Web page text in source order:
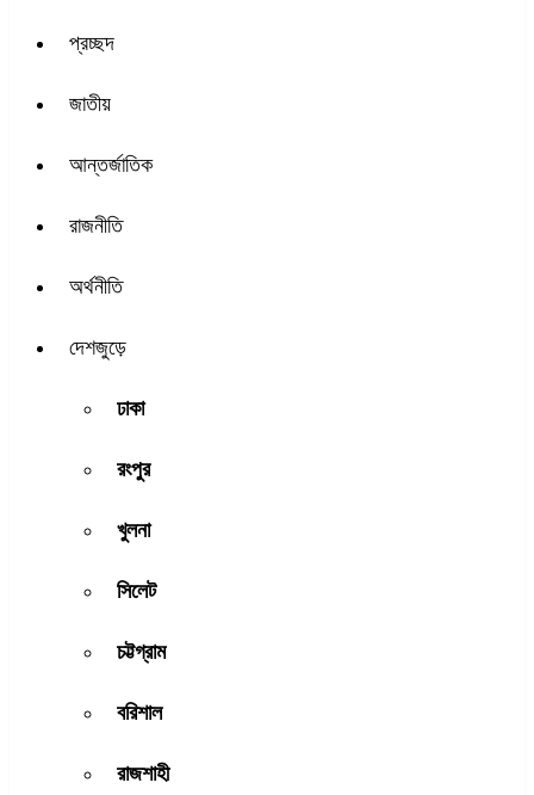
প্রচ্ছদ
জাতীয়
আন্তর্জাতিক
রাজনীতি
অর্থনীতি
দেশজুড়ে
ঢাকা
রংপুর
খুলনা
সিলেট
চট্টগ্রাম
বরিশাল
রাজশাহী